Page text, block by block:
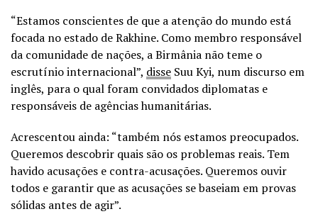
“Estamos conscientes de que a atenção do mundo está
focada no estado de Rakhine. Como membro responsável
da comunidade de nações, a Birmânia não teme o
escrutínio internacional”, disse Suu Kyi, num discurso em
inglês, para o qual foram convidados diplomatas e
responsáveis de agências humanitárias.
Acrescentou ainda: “também nós estamos preocupados.
Queremos descobrir quais são os problemas reais. Tem
havido acusações e contra-acusações. Queremos ouvir
todos e garantir que as acusações se baseiam em provas
sólidas antes de agir”.